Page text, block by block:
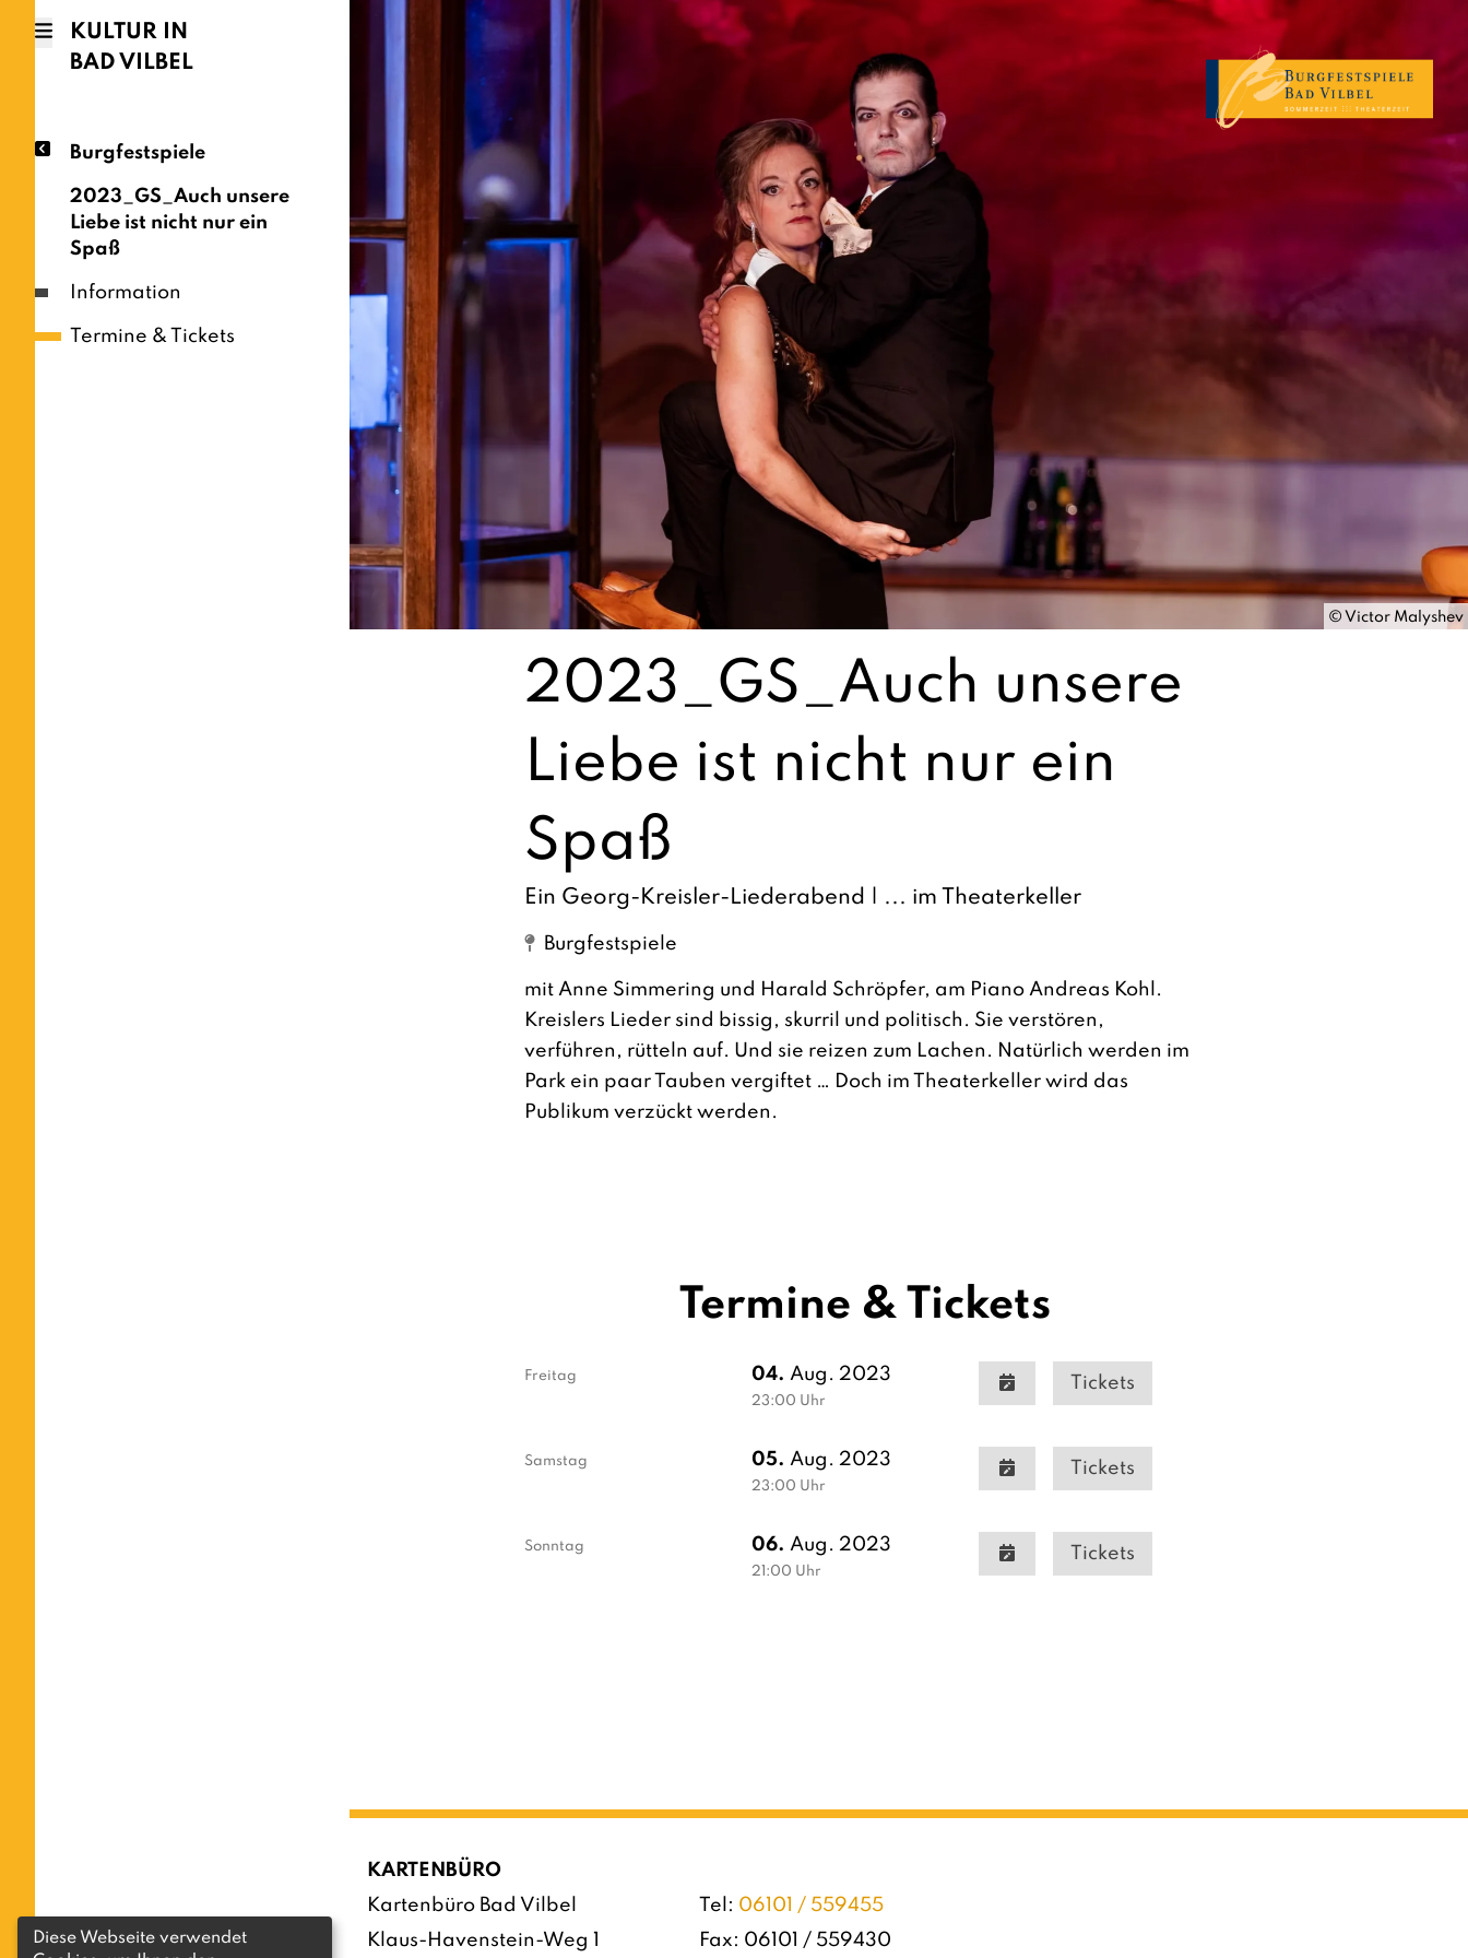
KULTUR IN
BAD VILBEL
Burgfestspiele
2023_GS_Auch unsere
Liebe ist nicht nur ein
Spaß
Information
Termine & Tickets
© Victor Malyshev
2023_GS_Auch unsere
Liebe ist nicht nur ein
Spaß
Ein Georg-Kreisler-Liederabend | ... im Theaterkeller
Burgfestspiele
mit Anne Simmering und Harald Schröpfer, am Piano Andreas Kohl.
Kreislers Lieder sind bissig, skurril und politisch. Sie verstören,
verführen, rütteln auf. Und sie reizen zum Lachen. Natürlich werden im
Park ein paar Tauben vergiftet … Doch im Theaterkeller wird das
Publikum verzückt werden.
Termine & Tickets
Freitag 04. Aug. 2023
23:00 Uhr
Tickets
Samstag 05. Aug. 2023
23:00 Uhr
Tickets
Sonntag 06. Aug. 2023
21:00 Uhr
Tickets
KARTENBÜRO
Kartenbüro Bad Vilbel
Klaus-Havenstein-Weg 1
Tel: 06101 / 559455
Fax: 06101 / 559430
Diese Webseite verwendet